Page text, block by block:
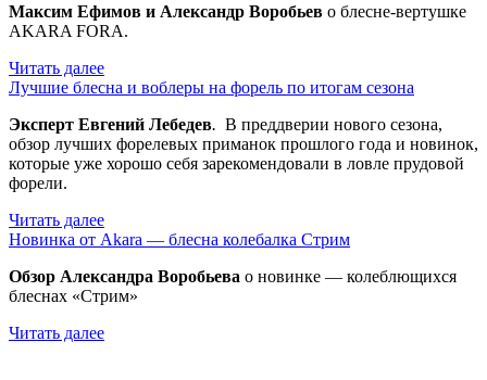
Максим Ефимов и Александр Воробьев о блесне-вертушке
AKARA FORA.
Читать далее
Лучшие блесна и воблеры на форель по итогам сезона
Эксперт Евгений Лебедев. В преддверии нового сезона,
обзор лучших форелевых приманок прошлого года и новинок,
которые уже хорошо себя зарекомендовали в ловле прудовой
форели.
Читать далее
Новинка от Akara — блесна колебалка Стрим
Обзор Александра Воробьева о новинке — колеблющихся
блеснах «Стрим»
Читать далее